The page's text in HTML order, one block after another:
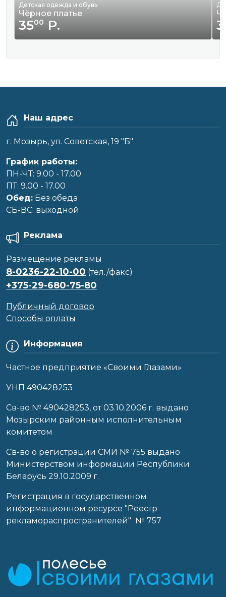
Детская одежда и обувь
Чёрное платье
3500Р.
Наш адрес
г. Мозырь, ул. Советская, 19 "Б"
График работы:
ПН-ЧТ: 9.00 - 17.00
ПТ: 9.00 - 17.00
Обед: Без обеда
CБ-ВС: выходной
Информация
Частное предприятие «Своими Глазами»
УНП 490428253
Cв-во № 490428253, от 03.10.2006 г. выдано
Мозырским районным исполнительным
комитетом
Св-во о регистрации СМИ № 755 выдано
Министерством информации Республики
Беларусь 29.10.2009 г.
Регистрация в государственном
информационном ресурсе "Реестр
рекламораспространителей" № 757
Реклама
Размещение рекламы
8-0236-22-10-00 (тел./факс)
+375-29-680-75-80
Публичный договор
Способы оплаты